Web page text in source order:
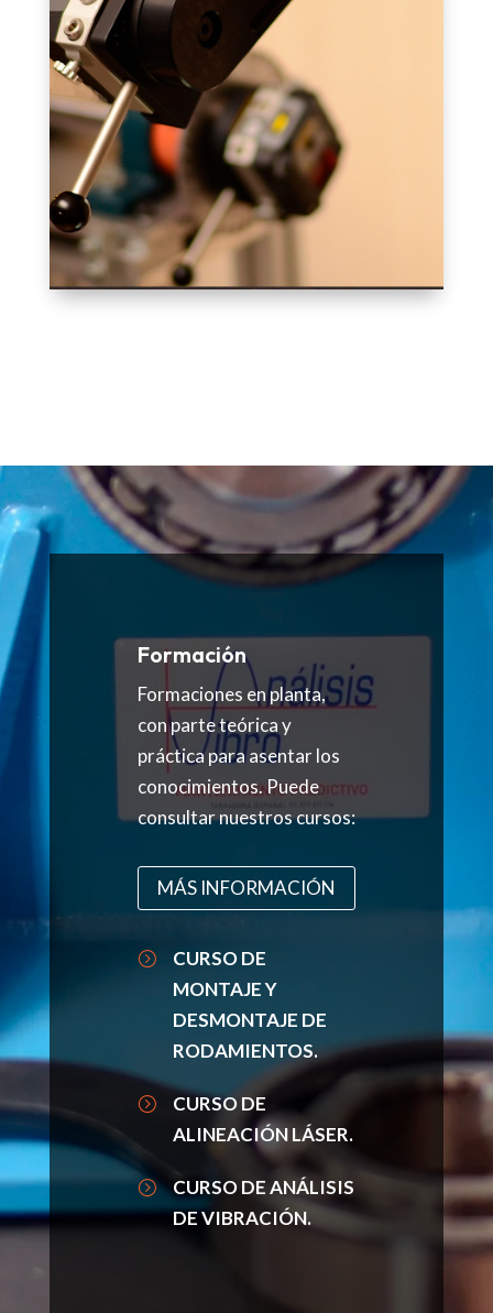
Formación
Formaciones en planta,
con parte teórica y
práctica para asentar los
conocimientos. Puede
consultar nuestros cursos:
MÁS INFORMACIÓN
=
CURSO DE
MONTAJE Y
DESMONTAJE DE
RODAMIENTOS.
=
CURSO DE
ALINEACIÓN LÁSER.
=
CURSO DE ANÁLISIS
DE VIBRACIÓN.